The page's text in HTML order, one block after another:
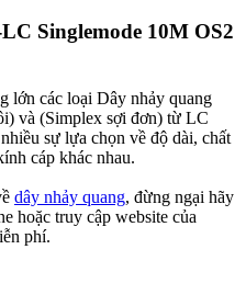
Singlemode 10M OS2
lớn các loại Dây nhảy quang
và (Simplex sợi đơn) từ LC
sự lựa chọn về độ dài, chất
cáp khác nhau.
dây nhảy quang, đừng ngại hãy
hoặc truy cập website của
phí.